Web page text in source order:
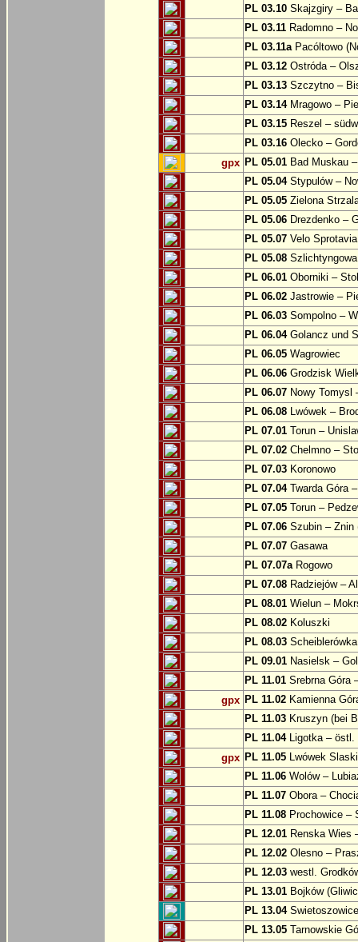
PL 03.10 Skajzgiry –
PL 03.11 Radomno –
PL 03.11aPacóltowo
PL 03.12 Ostróda –
PL 03.13 Szczytno –
PL 03.14Mragowo –
PL 03.15 Reszel –
PL 03.16 Olecko –
gpx PL 05.01 Bad Muskau
PL 05.04Stypulów –
PL 05.05 Zielona
PL 05.06 Drezdenko –
PL 05.07 Velo
PL 05.08 Szlichtyngowa
PL 06.01 Oborniki –
PL 06.02 Jastrowie –
PL 06.03 Sompolno –
PL 06.04Golancz und
PL 06.05 Wagrowiec
PL 06.06 Grodzisk
PL 06.07 Nowy Tomysl
PL 06.08 Lwówek –
PL 07.01 Torun –
PL 07.02 Chelmno –
PL 07.03 Koronowo
PL 07.04Twarda Góra
PL 07.05 Torun –
PL 07.06 Szubin – Znin
PL 07.07 Gasawa
PL 07.07aRogowo
PL 07.08 Radziejów –
PL 08.01 Wielun –
PL 08.02 Koluszki
PL 08.03
PL 09.01 Nasielsk –
PL 11.01 Srebrna Góra
gpx PL 11.02 Kamienna
PL 11.03 Kruszyn (bei
PL 11.04Ligotka – östl.
gpx PL 11.05 Lwówek
PL 11.06 Wolów –
PL 11.07 Obora –
PL 11.08 Prochowice –
PL 12.01 Renska Wies
PL 12.02 Olesno –
PL 12.03 westl.
PL 13.01 Bojków
PL 13.04
PL 13.05 Tarnowskie